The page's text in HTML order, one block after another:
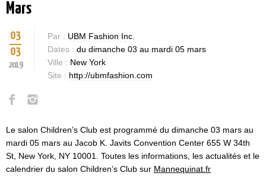
Mars
03
03
2019
Par : UBM Fashion Inc.
Dates : du dimanche 03 au mardi 05 mars
Ville : New York
Site : http://ubmfashion.com
Le salon Children’s Club est programmé du dimanche 03 mars au
mardi 05 mars au Jacob K. Javits Convention Center 655 W 34th
St, New York, NY 10001. Toutes les informations, les actualités et le
calendrier du salon Children’s Club sur Mannequinat.fr